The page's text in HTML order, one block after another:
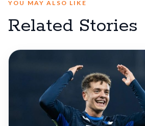
YOU MAY ALSO LIKE
Related Stories